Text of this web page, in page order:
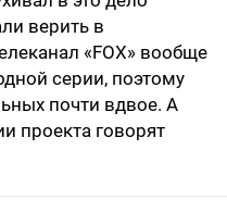
верить в
«FOX» вообще
серии, поэтому
почти вдвое. А
проекта говорят